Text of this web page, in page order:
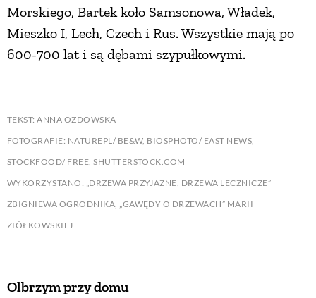
Morskiego, Bartek koło Samsonowa, Władek,
Mieszko I, Lech, Czech i Rus. Wszystkie mają po
600-700 lat i są dębami szypułkowymi.
TEKST: ANNA OZDOWSKA
FOTOGRAFIE: NATUREPL/ BE&W, BIOSPHOTO/ EAST NEWS,
STOCKFOOD/ FREE, SHUTTERSTOCK.COM
WYKORZYSTANO: „DRZEWA PRZYJAZNE, DRZEWA LECZNICZE”
ZBIGNIEWA OGRODNIKA, „GAWĘDY O DRZEWACH” MARII
ZIÓŁKOWSKIEJ
Olbrzym przy domu